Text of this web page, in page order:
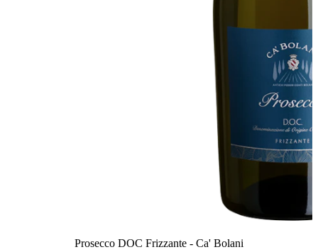
Prosecco DOC Frizzante - Ca' Bolani